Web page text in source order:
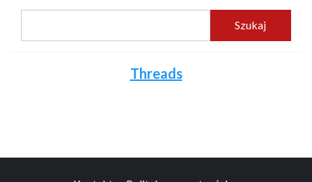
Szukaj
Threads